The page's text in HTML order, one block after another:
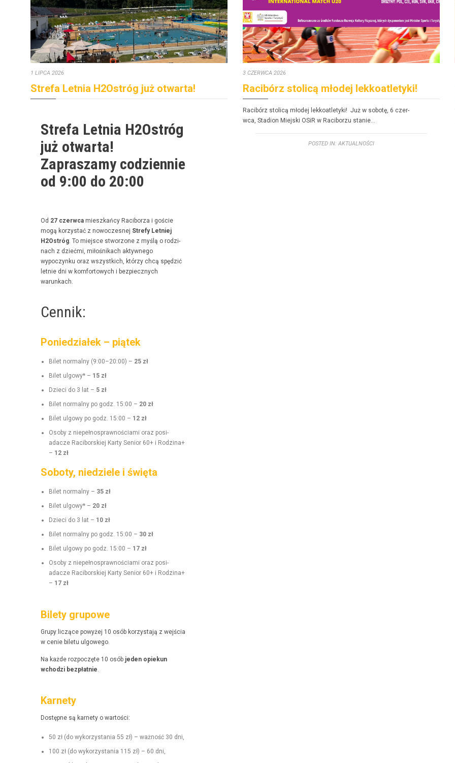
1 LIPCA 2026
Strefa Letnia H2Ostróg już otwarta!
Strefa Letnia H2Ostróg
już otwarta!
Zapraszamy codziennie
od 9:00 do 20:00
Od 27 czer­w­ca mieszkań­cy Raci­borza i goś­cie
mogą korzys­tać z nowoczes­nej Stre­fy Let­niej
H2Ostróg. To miejsce stwor­zone z myślą o rodz­i­
nach z dzieć­mi, miłośnikach akty­wnego
wypoczynku oraz wszys­t­kich, którzy chcą spędz­ić
let­nie dni w kom­for­towych i bez­piecznych
warunkach.
Cennik:
Poniedziałek – piątek
Bilet nor­mal­ny (9:00–20:00) – 25 zł
Bilet ulgo­wy* – 15 zł
Dzieci do 3 lat – 5 zł
Bilet nor­mal­ny po godz. 15:00 – 20 zł
Bilet ulgo­wy po godz. 15:00 – 12 zł
Oso­by z niepełnosprawnoś­ci­a­mi oraz posi­
adacze Raci­borskiej Kar­ty Senior 60+ i Rodz­i­na+
– 12 zł
Soboty, niedziele i święta
Bilet nor­mal­ny – 35 zł
Bilet ulgo­wy* – 20 zł
Dzieci do 3 lat – 10 zł
Bilet nor­mal­ny po godz. 15:00 – 30 zł
Bilet ulgo­wy po godz. 15:00 – 17 zł
Oso­by z niepełnosprawnoś­ci­a­mi oraz posi­
adacze Raci­borskiej Kar­ty Senior 60+ i Rodz­i­na+
– 17 zł
Bilety grupowe
Grupy liczące powyżej 10 osób korzys­ta­ją z wejś­cia
w cenie bile­tu ulgowego.
Na każde rozpoczęte 10 osób jeden opiekun
wchodzi bezpłat­nie.
Karnety
Dostęp­ne są kar­ne­ty o wartości:
50 zł (do wyko­rzys­ta­nia 55 zł) – ważność 30 dni,
100 zł (do wyko­rzys­ta­nia 115 zł) – 60 dni,
3 CZERWCA 2026
Racibórz stolicą młodej lekkoatletyki!
Racibórz stolicą młodej lekkoatle­ty­ki! Już w sobotę, 6 czer­
w­ca, Sta­dion Miejs­ki OSiR w Raci­borzu stanie…
POSTED IN: AKTUALNOŚCI